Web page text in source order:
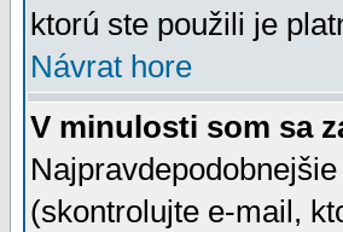
ktorú ste použili je
Návrat hore
V minulosti som sa
(skontrolujte e-mail,